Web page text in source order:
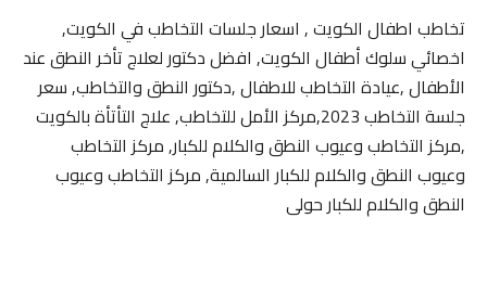
تخاطب اطفال الكويت , اسعار جلسات التخاطب في الكويت,
اخصائي سلوك أطفال الكويت, افضل دكتور لعلاج تأخر النطق عند
الأطفال ,عيادة التخاطب للاطفال ,دكتور النطق والتخاطب, سعر
جلسة التخاطب 2023,مركز الأمل للتخاطب, علاج التأتأة بالكويت
,مركز التخاطب وعيوب النطق والكلام للكبار, مركز التخاطب
وعيوب النطق والكلام للكبار السالمية, مركز التخاطب وعيوب
النطق والكلام للكبار حولى